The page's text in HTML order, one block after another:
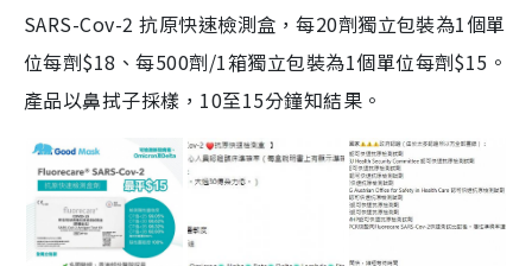
SARS-Cov-2 抗原快速檢測盒，每20劑獨立包裝為1個單
位每劑$18、每500劑/1箱獨立包裝為1個單位每劑$15。
產品以鼻拭子採樣，10至15分鐘知結果。